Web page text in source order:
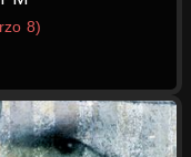
8)